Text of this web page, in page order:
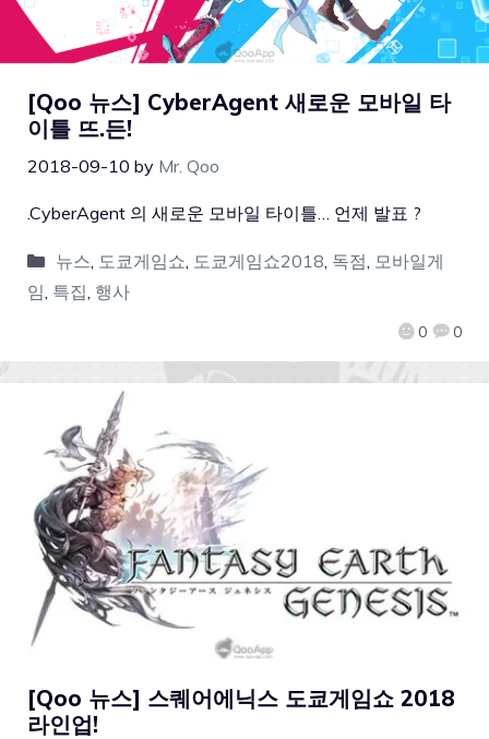
[Qoo 뉴스] CyberAgent 새로운 모바일 타
이틀 뜨.든!
2018-09-10 by Mr. Qoo
0 0
.CyberAgent 의 새로운 모바일 타이틀… 언제 발표 ?
뉴스 도쿄게임쇼 도쿄게임쇼2018 독점 모바일게
임 특집 행사
[Qoo 뉴스] 스퀘어에닉스 도쿄게임쇼 2018
라인업!